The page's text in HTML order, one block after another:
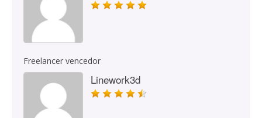
Freelancer vencedor
Linework3d